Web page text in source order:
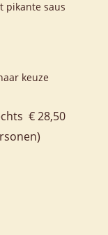
pikante saus
keuze
€ 28,50